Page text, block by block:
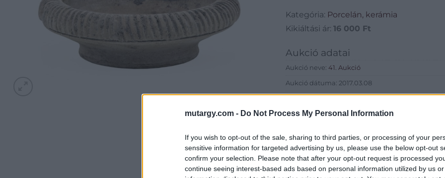
mutargy.com - Do Not Process My Personal Information
If you wish to opt-out of the sale, sharing to third parties, or processing of your
sensitive information for targeted advertising by us, please use the below opt-out
confirm your selection. Please note that after your opt-out request is processed
continue seeing interest-based ads based on personal information utilized by us
Kategória: Porcelán, kerámia
Kikiáltási ár: 16 000 Ft
Aukció adatai
Aukció neve: 41. Aukció
Aukció dátuma: 2017.03.08
Aukció helye: 1055 Budapest, Falk Miksa utca 24-
Eladó adatai
Eladó: